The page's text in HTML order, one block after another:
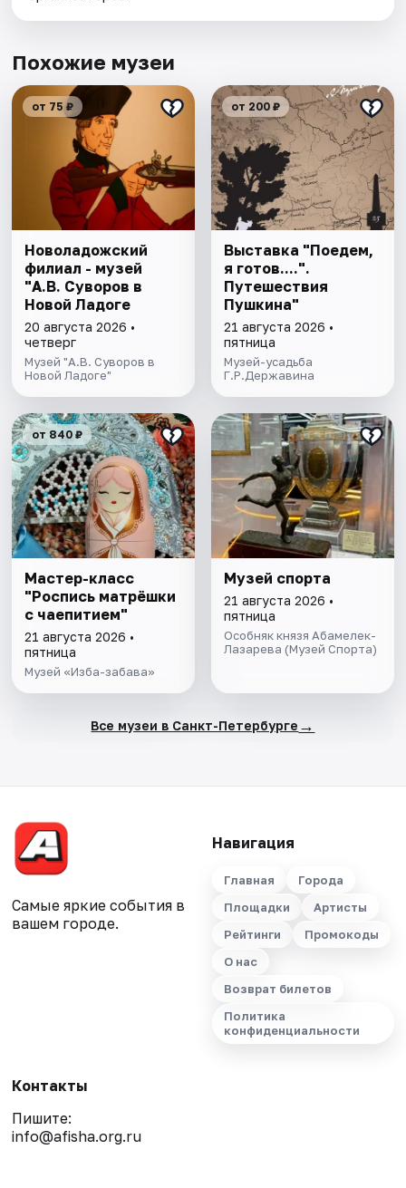
Похожие музеи
от 75 ₽
Новоладожский
филиал - музей
"А.В. Суворов в
Новой Ладоге
20 августа 2026 •
четверг
Музей "А.В. Суворов в
Новой Ладоге"
от 200 ₽
Выставка "Поедем,
я готов....".
Путешествия
Пушкина"
21 августа 2026 •
пятница
Музей-усадьба
Г.Р.Державина
от 840 ₽
Мастер-класс
"Роспись матрёшки
с чаепитием"
21 августа 2026 •
пятница
Музей «Изба-забава»
Музей спорта
21 августа 2026 •
пятница
Особняк князя Абамелек-
Лазарева (Музей Спорта)
Все музеи в Санкт-Петербурге →
Самые яркие события в
вашем городе.
Навигация
Главная
Города
Площадки
Артисты
Рейтинги
Промокоды
О нас
Возврат билетов
Политика
конфиденциальности
Контакты
Пишите:
info@afisha.org.ru